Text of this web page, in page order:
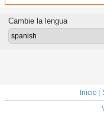
Cambie la lengua
Inicio|